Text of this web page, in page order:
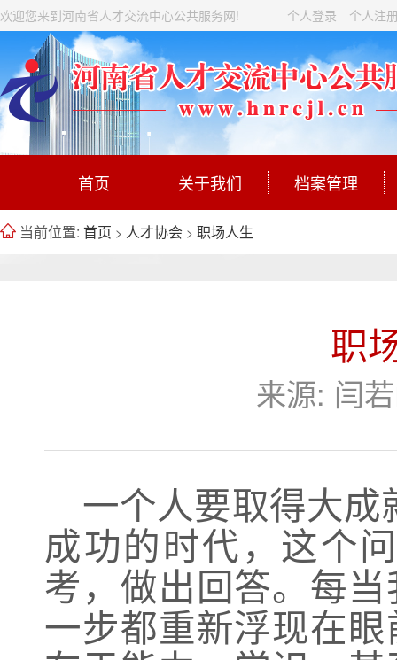
欢迎您来到河南省人才交流中心公共服务网! 个人登录 个人注
首页 关于我们 档案管理
当前位置: 首页 > 人才协会 > 职场人生
职
来源: 闫
一个人要取得大成
成功的时代，这个
考，做出回答。每
一步都重新浮现在